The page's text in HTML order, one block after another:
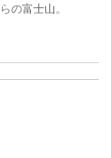
の富士山。